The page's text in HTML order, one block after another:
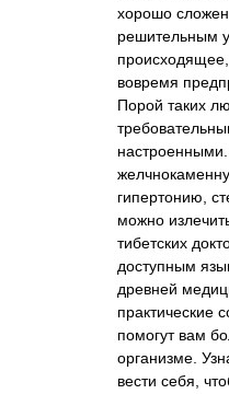
хорошо
решительным
вовремя
Порой таких
гипертонию,
можно
тибетских
доступным
древней
практические
помогут вам
организме.
вести себя,